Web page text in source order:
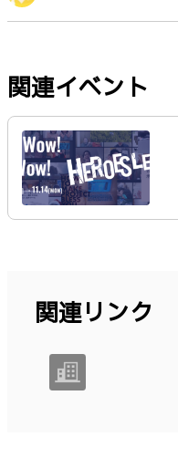
関連イベント
関連リンク